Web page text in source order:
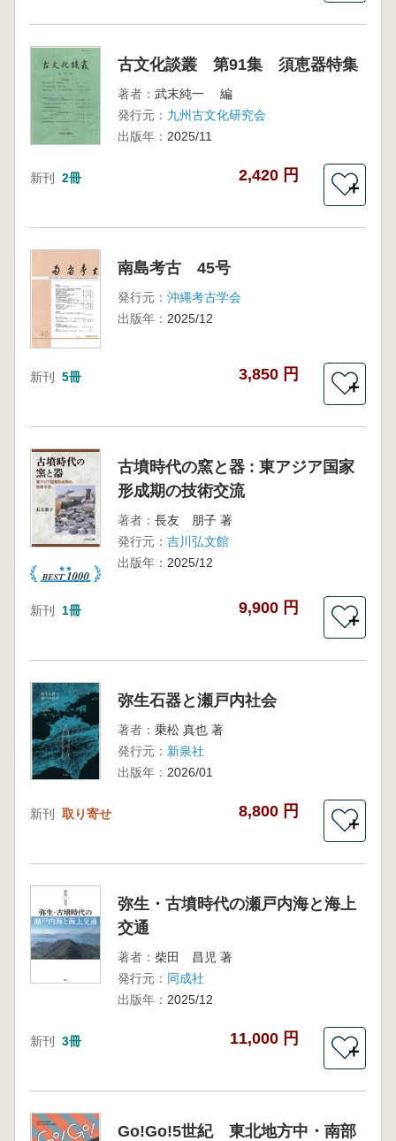
古文化談叢 第91集 須恵器特集
著者： 武末純一 編
発行元： 九州古文化研究会
出版年： 2025/11
新刊 2冊 2,420 円
＋
南島考古 45号
発行元： 沖縄考古学会
出版年： 2025/12
新刊 5冊 3,850 円
＋
古墳時代の窯と器 : 東アジア国家
形成期の技術交流
著者： 長友 朋子 著
発行元： 吉川弘文館
出版年： 2025/12
新刊 1冊 9,900 円
＋
弥生石器と瀬戸内社会
著者： 乗松 真也 著
発行元： 新泉社
出版年： 2026/01
新刊 取り寄せ 8,800 円
＋
弥生・古墳時代の瀬戸内海と海上
交通
著者： 柴田 昌児 著
発行元： 同成社
出版年： 2025/12
新刊 3冊 11,000 円
＋
Go!Go!5世紀 東北地方中・南部